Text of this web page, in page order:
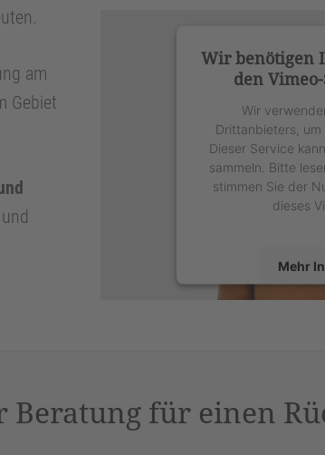
am
Gebiet
Wir benötigen
den
Wir
Drittanbieters, um
Dieser Service
sammeln. Bitte
stimmen Sie der
dieses
Mehr
für einen